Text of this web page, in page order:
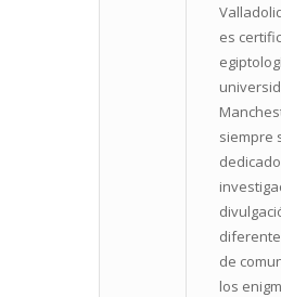
es
siempre
de
los